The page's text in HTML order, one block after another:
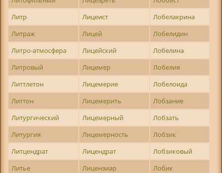
Литр
Лицеист
Лобелакрина
Литраж
Лицей
Лобелидин
Литро-атмосфера
Лицейский
Лобелина
Литровый
Лицемер
Лобелия
Литтлетон
Лицемерие
Лобелоида
Литтон
Лицемерить
Лобзание
Литургический
Лицемерный
Лобзать
Литургия
Лицемерность
Лобзик
Литцендрат
Лицендрат
Лобзиковый
Литье
Лицензиар
Лобик